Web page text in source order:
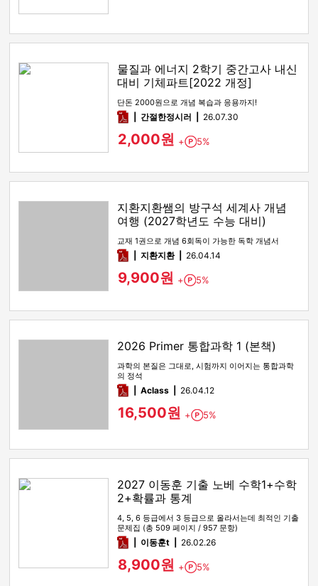
물질과 에너지 2학기 중간고사 내신
대비 기체파트[2022 개정]
단돈 2000원으로 개념 복습과 응용까지!
pdf간절한정시러 26.07.30
2,000원 + Point
5%
지환지환쌤의 방구석 세계사 개념
여행 (2027학년도 수능 대비)
교재 1권으로 개념 6회독이 가능한 독학 개념서
pdf지환지환 26.04.14
9,900원 + Point
5%
2026 Primer 통합과학 1 (본책)
과학의 본질은 그대로, 시험까지 이어지는 통합과학
의 정석
pdfAclass 26.04.12
16,500원 + Point
5%
2027 이동훈 기출 노베 수학1+수학
2+확률과 통계
4, 5, 6 등급에서 3 등급으로 올라서는데 최적인 기출
문제집 (총 509 페이지 / 957 문항)
pdf이동훈t 26.02.26
8,900원 + Point
5%